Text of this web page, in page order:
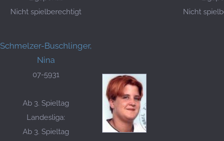
Nicht spielberechtigt
Nicht
Schmelzer-Buschlinger,
Nina
07-5931
Ab 3. Spieltag
Landesliga:
Ab 3. Spieltag